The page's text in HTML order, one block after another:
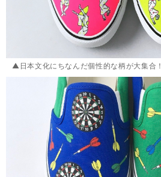
▲日本文化にちなんだ個性的な柄が大集合！